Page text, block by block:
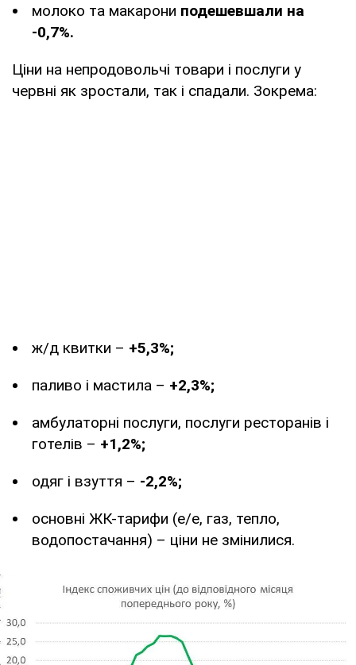
молоко та макарони подешевшали на
-0,7%.
Ціни на непродовольчі товари і послуги у
червні як зростали, так і спадали. Зокрема:
ж/д квитки – +5,3%;
паливо і мастила – +2,3%;
амбулаторні послуги, послуги ресторанів і
готелів – +1,2%;
одяг і взуття – -2,2%;
основні ЖК-тарифи (е/е, газ, тепло,
водопостачання) – ціни не змінилися.